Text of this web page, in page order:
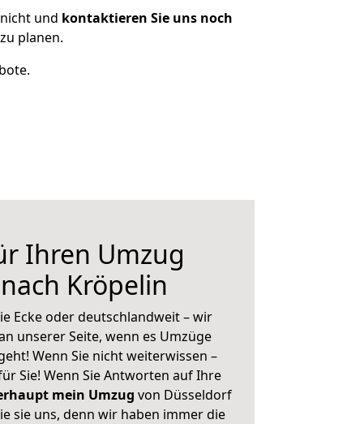
und kontaktieren Sie uns noch
planen.
Ihren Umzug
Kröpelin
Ecke oder deutschlandweit – wir
unserer Seite, wenn es Umzüge
Wenn Sie nicht weiterwissen –
Sie! Wenn Sie Antworten auf Ihre
mein Umzug von Düsseldorf
sie uns, denn wir haben immer die